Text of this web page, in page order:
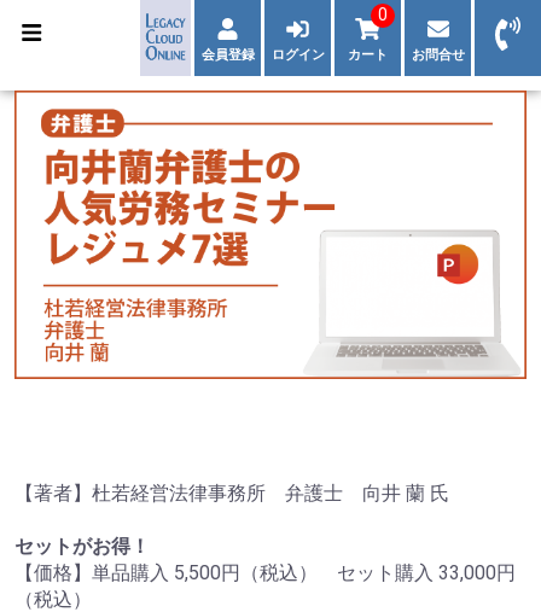
会員登録 ログイン カート
0
お問合せ
【著者】杜若経営法律事務所 弁護士 向井 蘭 氏
セットがお得！
【価格】単品購入 5,500円（税込） セット購入 33,000円
（税込）